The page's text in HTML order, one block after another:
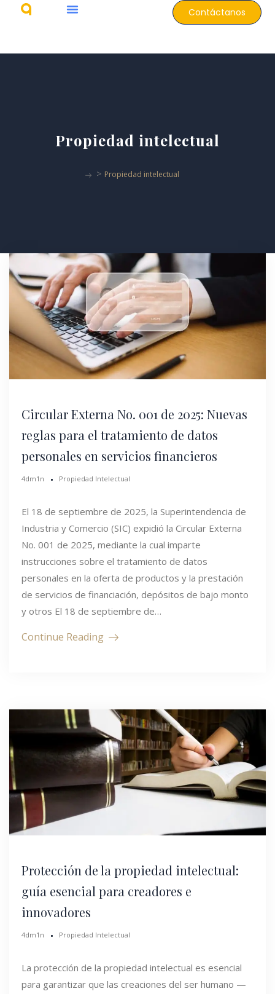
Contáctanos
Propiedad intelectual
> Propiedad intelectual
Circular Externa No. 001 de 2025: Nuevas
reglas para el tratamiento de datos
personales en servicios financieros
4dm1n Propiedad Intelectual
El 18 de septiembre de 2025, la Superintendencia de
Industria y Comercio (SIC) expidió la Circular Externa
No. 001 de 2025, mediante la cual imparte
instrucciones sobre el tratamiento de datos
personales en la oferta de productos y la prestación
de servicios de financiación, depósitos de bajo monto
y otros El 18 de septiembre de…
Continue Reading
Protección de la propiedad intelectual:
guía esencial para creadores e
innovadores
4dm1n Propiedad Intelectual
La protección de la propiedad intelectual es esencial
para garantizar que las creaciones del ser humano —